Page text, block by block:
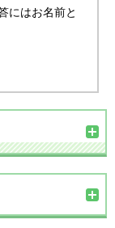
にはお名前と